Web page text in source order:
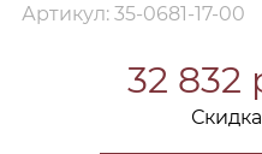
Артикул: 35-0681-17-00
32 832